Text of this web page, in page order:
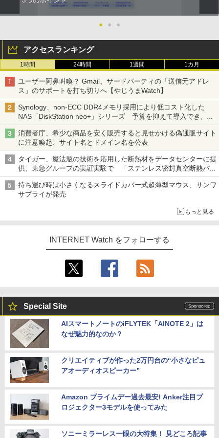
● ● ●
アクセスランキング
1時間 24時間 1週間 1カ月
ユーザー阿鼻叫喚？ Gmail、サードパーティの「送信元アドレ
ス」のサポートを打ち切りへ【やじうまWatch】
Synology、non-ECC DDR4メモリ採用により低コスト化した
NAS「DiskStation neo+」シリーズ 予算を抑えて導入でき、
ECCメモリへのアップグレードも可能
消費者庁、希少な商品を安く販売すると見せかける偽通販サイト
に注意喚起、サイト名とドメイン名を公表
タイガー、魔法瓶の技術を応用した断熱材をデータセンターに提
供、東急グループの実証実験で 「ステンレス密封真空断熱パネ
ル TIVIP」
持ち運び時は小さくなるスライドカバー式超薄型マウス、サンワ
サプライが発売
もっと見る
INTERNET Watch をフォローする
Special Site
AIスマートノートのiFLYTEK「AINOTE 2」は
なぜ魅力的なのか？
クリエイティブが作った2万円台の“小さなピュ
アオーディオスピーカー”
Amazon プライムデー過去最安! Anker注目プ
ロジェクター3モデルを使ってみた
ソニーミラーレス一眼の大特集！ 見どころ記事